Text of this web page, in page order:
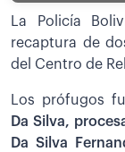
La Policía
recaptura de
del Centro de
Los prófugos
Da Silva,
Da Silva